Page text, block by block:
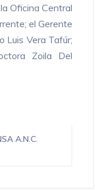
Oficina Central
el Gerente
Luis Vera Tafúr;
Zoila Del
A.N.C.